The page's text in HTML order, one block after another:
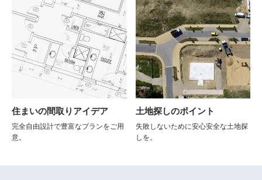
住まいの間取りアイデア
完全自由設計で豊富なプランをご用
意。
土地探しのポイント
失敗しないために安心安全な土地探
しを。